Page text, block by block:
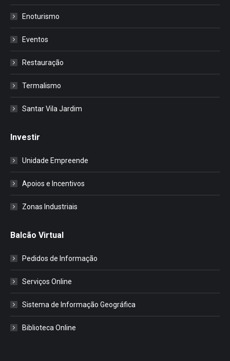
Enoturismo
Eventos
Restauração
Termalismo
Santar Vila Jardim
Investir
Unidade Empreende
Apoios e Incentivos
Zonas Industriais
Balcão Virtual
Pedidos de Informação
Serviços Online
Sistema de Informação Geográfica
Biblioteca Online